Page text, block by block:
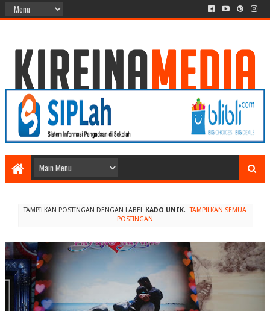
TAMPILKAN POSTINGAN DENGAN LABEL KADO UNIK.
TAMPILKAN SEMUA
POSTINGAN